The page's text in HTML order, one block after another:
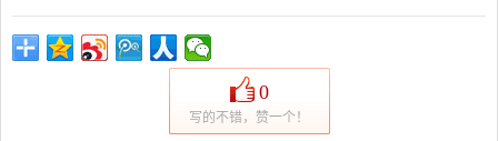
0
写的不错，赞一个！